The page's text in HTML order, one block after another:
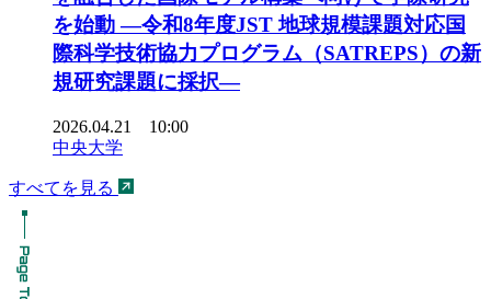
を始動 ―令和8年度JST 地球規模課題対応国
際科学技術協力プログラム（SATREPS）の新
規研究課題に採択―
2026.04.21 10:00
中央大学
すべてを見る